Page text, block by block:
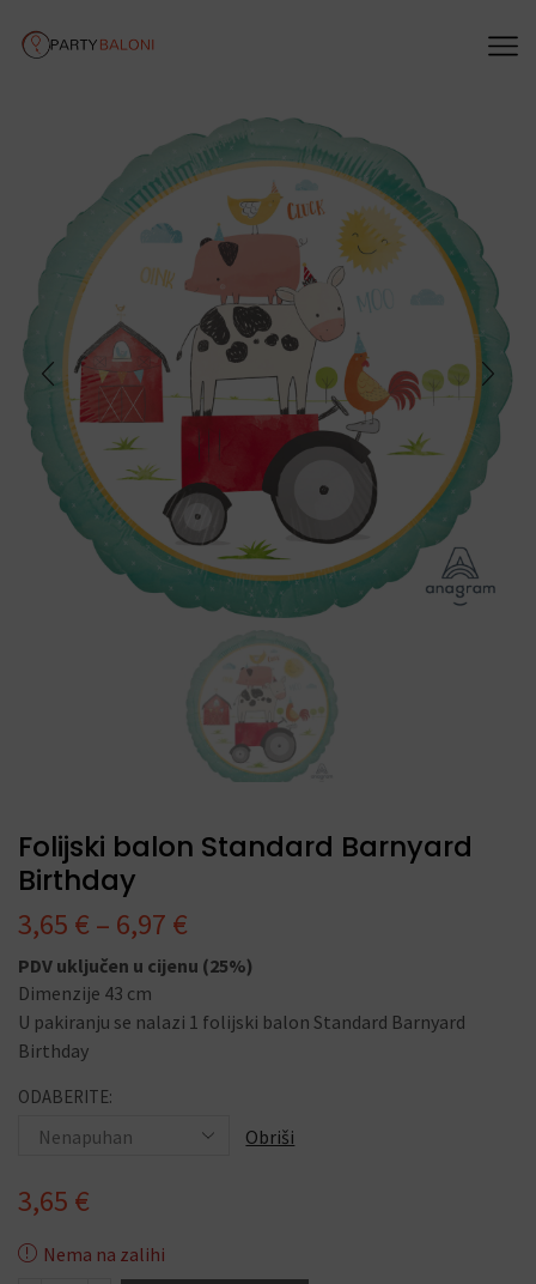
Folijski balon Standard Barnyard
Birthday
3,65 € – 6,97 €
PDV uključen u cijenu (25%)
Dimenzije 43 cm
U pakiranju se nalazi 1 folijski balon Standard Barnyard
Birthday
ODABERITE:
Obriši
3,65 €
Nema na zalihi